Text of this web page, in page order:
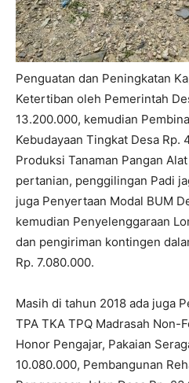
Penguatan dan Peningkatan
Ketertiban oleh Pemerintah
13.200.000, kemudian
Kebudayaan Tingkat Desa Rp.
Produksi Tanaman Pangan
pertanian, penggilingan Padi
juga Penyertaan Modal BUM
kemudian Penyelenggaraan
dan pengiriman kontingen
Rp. 7.080.000.
Masih di tahun 2018 ada juga
TPA TKA TPQ Madrasah Non-
Honor Pengajar, Pakaian
10.080.000, Pembangunan